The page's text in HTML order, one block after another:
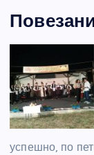
c
e
b
o
o
k
ss
e
n
g
er
успешно, по